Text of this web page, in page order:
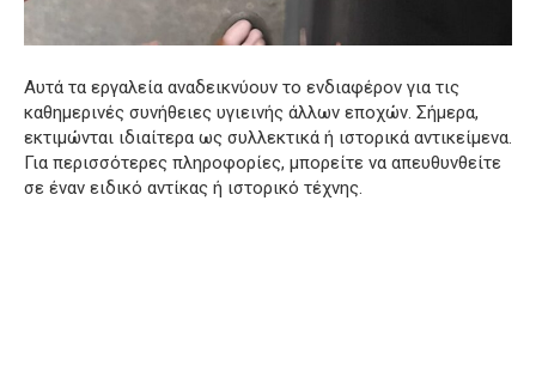
Αυτά τα εργαλεία αναδεικνύουν το ενδιαφέρον για τις
καθημερινές συνήθειες υγιεινής άλλων εποχών. Σήμερα,
εκτιμώνται ιδιαίτερα ως συλλεκτικά ή ιστορικά αντικείμενα.
Για περισσότερες πληροφορίες, μπορείτε να απευθυνθείτε
σε έναν ειδικό αντίκας ή ιστορικό τέχνης.